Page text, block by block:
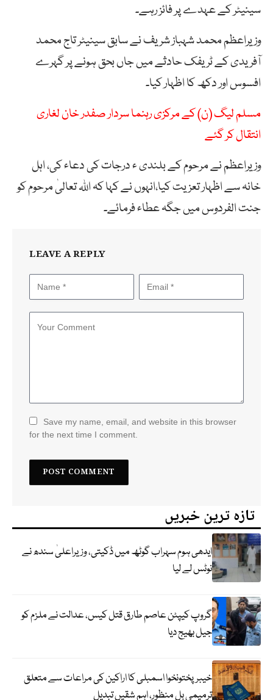
سینیٹر کے عہدے پر فائز رہے۔
وزیراعظم محمد شہباز شریف نے سابق سینیٹر تاج محمد
آفریدی کے ٹریفک حادثے میں جاں بحق ہونے پر گہرے
افسوس اور دکھ کا اظہار کیا۔
مسلم لیگ (ن) کے مرکزی رہنما سردار صفدر خان لغاری
انتقال کر گئے
وزیراعظم نے مرحوم کے بلندی ء درجات کی دعاء کی، اہل
خانہ سے اظہار تعزیت کیا،انہوں نے کہا کہ اللہ تعالیٰ مرحوم کو
جنت الفردوس میں جگہ عطاء فرمائے۔
LEAVE A REPLY
Save my name, email, and website in this browser
for the next time I comment.
تازہ ترین خبریں
ایدھی ہوم سہراب گوٹھ میں ڈکیتی، وزیراعلیٰ سندھ نے
نوٹس لے لیا
گروپ کیپٹن عاصم طارق قتل کیس، عدالت نے ملزم کو
جیل بھیج دیا
خیبرپختونخوا اسمبلی کا اراکین کی مراعات سے متعلق
ترمیمی بل منظور، اہم شقیں تبدیل